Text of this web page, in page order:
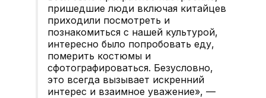
пришедшие люди включая китайцев
приходили посмотреть и
познакомиться с нашей культурой,
интересно было попробовать еду,
померить костюмы и
сфотографироваться. Безусловно,
это всегда вызывает искренний
интерес и взаимное уважение», —